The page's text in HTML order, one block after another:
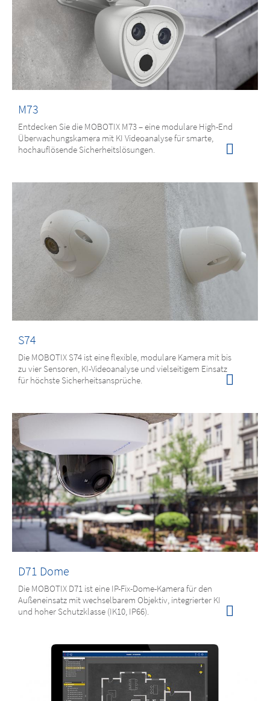
M73
Entdecken Sie die MOBOTIX M73 – eine modulare High-End
Überwachungskamera mit KI Videoanalyse für smarte,
hochauflösende Sicherheitslösungen.
S74
Die MOBOTIX S74 ist eine flexible, modulare Kamera mit bis
zu vier Sensoren, KI-Videoanalyse und vielseitigem Einsatz
für höchste Sicherheitsansprüche.
D71 Dome
Die MOBOTIX D71 ist eine IP-Fix-Dome-Kamera für den
Außeneinsatz mit wechselbarem Objektiv, integrierter KI
und hoher Schutzklasse (IK10, IP66).